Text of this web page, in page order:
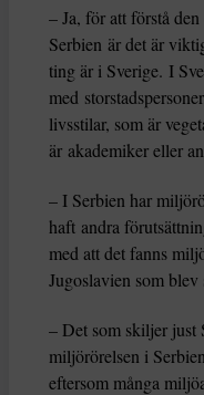
– Ja, för att förstå
Serbien är det är
ting är i Sverige. I
med
livsstilar, som är
är akademiker eller
– I Serbien har
haft andra
med att det fanns
Jugoslavien som blev
– Det som skiljer just
miljörörelsen i
eftersom många